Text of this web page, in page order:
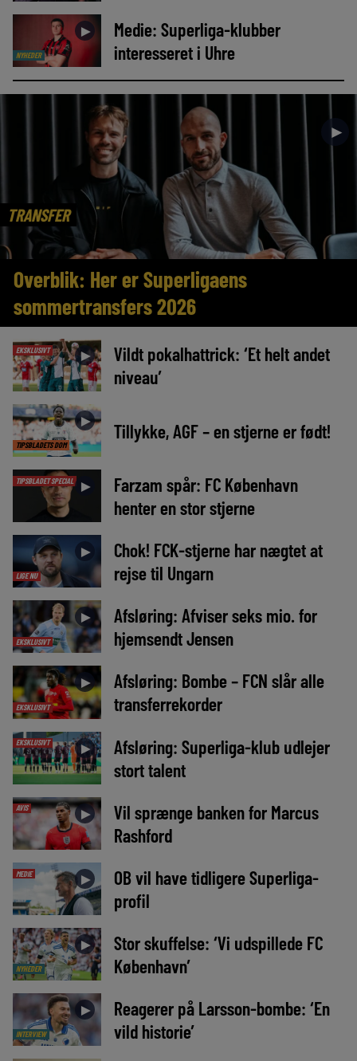
NYHEDER
►
Medie: Superliga-klubber
interesseret i Uhre
TRANSFER
►
Overblik: Her er Superligaens
sommertransfers 2026
EKSKLUSIVT ►
Vildt pokalhattrick: ‘Et helt andet
niveau’
TIPSBLADETS DOM
► Tillykke, AGF – en stjerne er født!
TIPSBLADET SPECIAL ►
Farzam spår: FC København
henter en stor stjerne
LIGE NU
►
Chok! FCK-stjerne har nægtet at
rejse til Ungarn
EKSKLUSIVT
►
Afsløring: Afviser seks mio. for
hjemsendt Jensen
EKSKLUSIVT
►
Afsløring: Bombe – FCN slår alle
transferrekorder
EKSKLUSIVT ►
Afsløring: Superliga-klub udlejer
stort talent
AVIS ►
Vil sprænge banken for Marcus
Rashford
MEDIE ►
OB vil have tidligere Superliga-
profil
NYHEDER
►
Stor skuffelse: ‘Vi udspillede FC
København’
INTERVIEW
►
Reagerer på Larsson-bombe: ‘En
vild historie’